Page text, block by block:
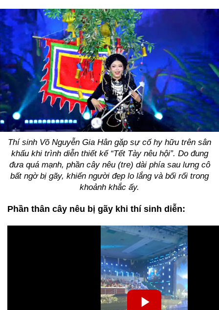
Thí sinh Võ Nguyễn Gia Hân gặp sự cố hy hữu trên sân
khấu khi trình diễn thiết kế “Tết Tày nêu hội”. Do đung
đưa quá mạnh, phần cây nêu (tre) dài phía sau lưng cô
bất ngờ bị gãy, khiến người đẹp lo lắng và bối rối trong
khoảnh khắc ấy.
Phần thân cây nêu bị gãy khi thí sinh diễn: